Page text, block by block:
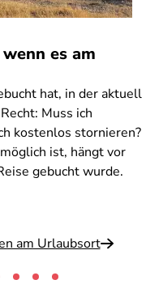
es am
hat, in der aktuell
Muss ich
kostenlos stornieren?
ist, hängt vor
gebucht wurde.
am Urlaubsort